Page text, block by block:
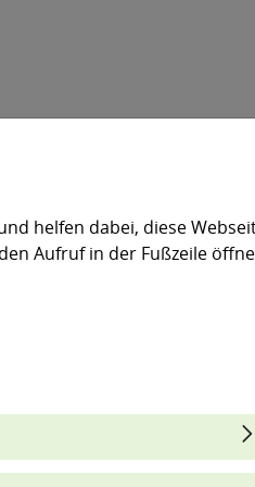
Telearbeitsplatz
helfen dabei, diese
Aufruf in der Fußzeile